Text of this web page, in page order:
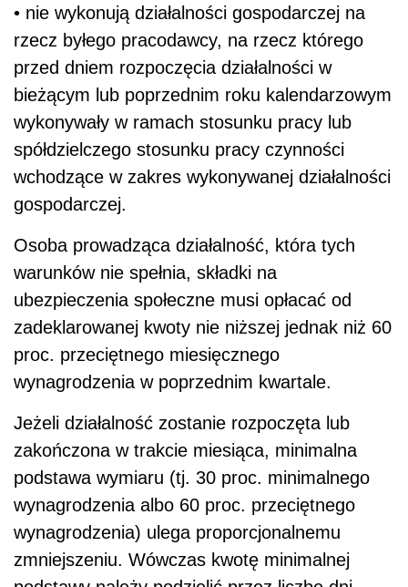
• nie wykonują działalności gospodarczej na
rzecz byłego pracodawcy, na rzecz którego
przed dniem rozpoczęcia działalności w
bieżącym lub poprzednim roku kalendarzowym
wykonywały w ramach stosunku pracy lub
spółdzielczego stosunku pracy czynności
wchodzące w zakres wykonywanej działalności
gospodarczej.
Osoba prowadząca działalność, która tych
warunków nie spełnia, składki na
ubezpieczenia społeczne musi opłacać od
zadeklarowanej kwoty nie niższej jednak niż 60
proc. przeciętnego miesięcznego
wynagrodzenia w poprzednim kwartale.
Jeżeli działalność zostanie rozpoczęta lub
zakończona w trakcie miesiąca, minimalna
podstawa wymiaru (tj. 30 proc. minimalnego
wynagrodzenia albo 60 proc. przeciętnego
wynagrodzenia) ulega proporcjonalnemu
zmniejszeniu. Wówczas kwotę minimalnej